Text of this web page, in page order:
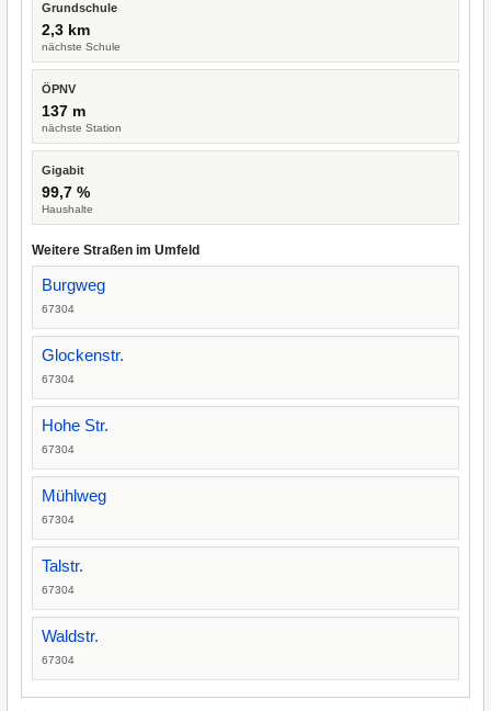
Grundschule
2,3 km
nächste Schule
ÖPNV
137 m
nächste Station
Gigabit
99,7 %
Haushalte
Weitere Straßen im Umfeld
Burgweg
67304
Glockenstr.
67304
Hohe Str.
67304
Mühlweg
67304
Talstr.
67304
Waldstr.
67304